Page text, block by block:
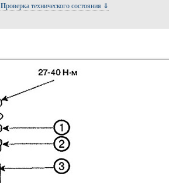
Проверка технического состояния ⇓